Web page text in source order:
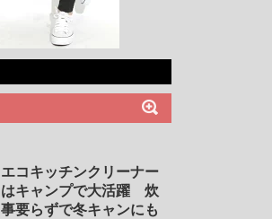
エコキッチンクリーナー
はキャンプで大活躍 炊
事要らずで冬キャンにも